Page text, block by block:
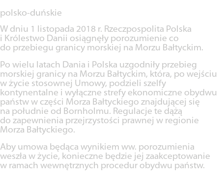
polsko-duńskie
W dniu 1 listopada 2018 r. Rzeczpospolita Polska
i Królestwo Danii osiągnęły porozumienie co
do przebiegu granicy morskiej na Morzu Bałtyckim.
Po wielu latach Dania i Polska uzgodniły przebieg
morskiej granicy na Morzu Bałtyckim, która, po wejściu
w życie stosownej Umowy, podzieli szelfy
kontynentalne i wyłączne strefy ekonomiczne obydwu
państw w części Morza Bałtyckiego znajdującej się
na południe od Bornholmu. Regulacje te dążą
do zapewnienia przejrzystości prawnej w regionie
Morza Bałtyckiego.
Aby umowa będąca wynikiem ww. porozumienia
weszła w życie, konieczne będzie jej zaakceptowanie
w ramach wewnętrznych procedur obydwu państw.